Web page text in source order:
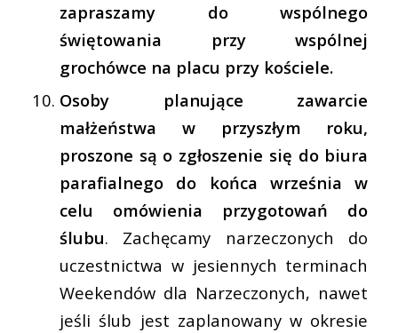
zapraszamy do wspólnego
świętowania przy wspólnej
grochówce na placu przy kościele.
Osoby planujące zawarcie
małżeństwa w przyszłym roku,
proszone są o zgłoszenie się do biura
parafialnego do końca września w
celu omówienia przygotowań do
ślubu. Zachęcamy narzeczonych do
uczestnictwa w jesiennych terminach
Weekendów dla Narzeczonych, nawet
jeśli ślub jest zaplanowany w okresie